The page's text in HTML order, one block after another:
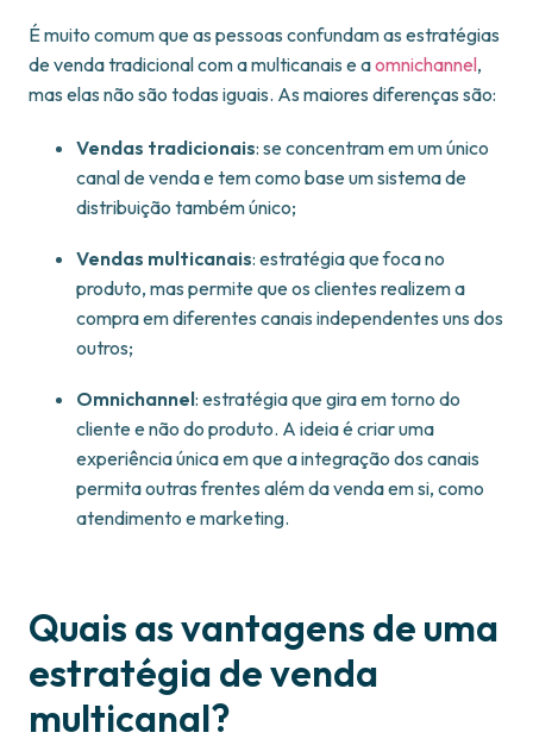
É muito comum que as pessoas confundam as estratégias
de venda tradicional com a multicanais e aomnichannel,
mas elas não são todas iguais. As maiores diferenças são:
Vendas tradicionais: se concentram em um único
canal de venda e tem como base um sistema de
distribuição também único;
Vendas multicanais: estratégia que foca no
produto, mas permite que os clientes realizem a
compra em diferentes canais independentes uns dos
outros;
Omnichannel: estratégia que gira em torno do
cliente e não do produto. A ideia é criar uma
experiência única em que a integração dos canais
permita outras frentes além da venda em si, como
atendimento e marketing.
Quais as vantagens de uma
estratégia de venda
multicanal?